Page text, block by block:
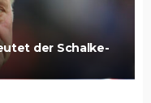
der Schalke-